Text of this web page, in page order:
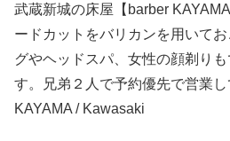
武蔵新城の床屋【barber
ードカットをバリカンを用いて
グやヘッドスパ、女性の顔剃り
す。兄弟２人で予約優先で営業
KAYAMA / Kawasaki